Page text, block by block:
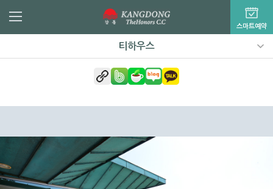
스마트예약
티하우스